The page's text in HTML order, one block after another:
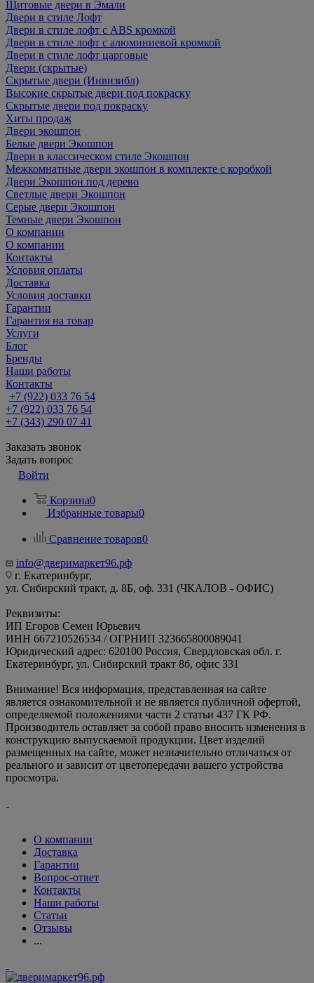
Щитовые двери в Эмали
Двери в стиле Лофт
Двери в стиле лофт с ABS кромкой
Двери в стиле лофт с алюминиевой кромкой
Двери в стиле лофт царговые
Двери (скрытые)
Скрытые двери (Инвизибл)
Высокие скрытые двери под покраску
Скрытые двери под покраску
Хиты продаж
Двери экошпон
Белые двери Экошпон
Двери в классическом стиле Экошпон
Межкомнатные двери экошпон в комплекте с коробкой
Двери Экошпон под дерево
Светлые двери Экошпон
Серые двери Экошпон
Темные двери Экошпон
О компании
О компании
Контакты
Условия оплаты
Доставка
Условия доставки
Гарантии
Гарантия на товар
Услуги
Блог
Бренды
Наши работы
Контакты
+7 (922) 033 76 54
+7 (922) 033 76 54
+7 (343) 290 07 41
Заказать звонок
Задать вопрос
Войти
Корзина0
Избранные товары0
Сравнение товаров0
info@дверимаркет96.рф
г. Екатеринбург,
ул. Сибирский тракт, д. 8Б, оф. 331 (ЧКАЛОВ - ОФИС)
Реквизиты:
ИП Егоров Семен Юрьевич
ИНН 667210526534 / ОГРНИП 323665800089041
Юридический адрес: 620100 Россия, Свердловская обл. г.
Екатеринбург, ул. Сибирский тракт 8б, офис 331
Внимание! Вся информация, представленная на сайте
является ознакомительной и не является публичной офертой,
определяемой положениями части 2 статьи 437 ГК РФ.
Производитель оставляет за собой право вносить изменения в
конструкцию выпускаемой продукции. Цвет изделий
размещенных на сайте, может незначительно отличаться от
реального и зависит от цветопередачи вашего устройства
просмотра.
О компании
Доставка
Гарантии
Вопрос-ответ
Контакты
Наши работы
Статьи
Отзывы
...